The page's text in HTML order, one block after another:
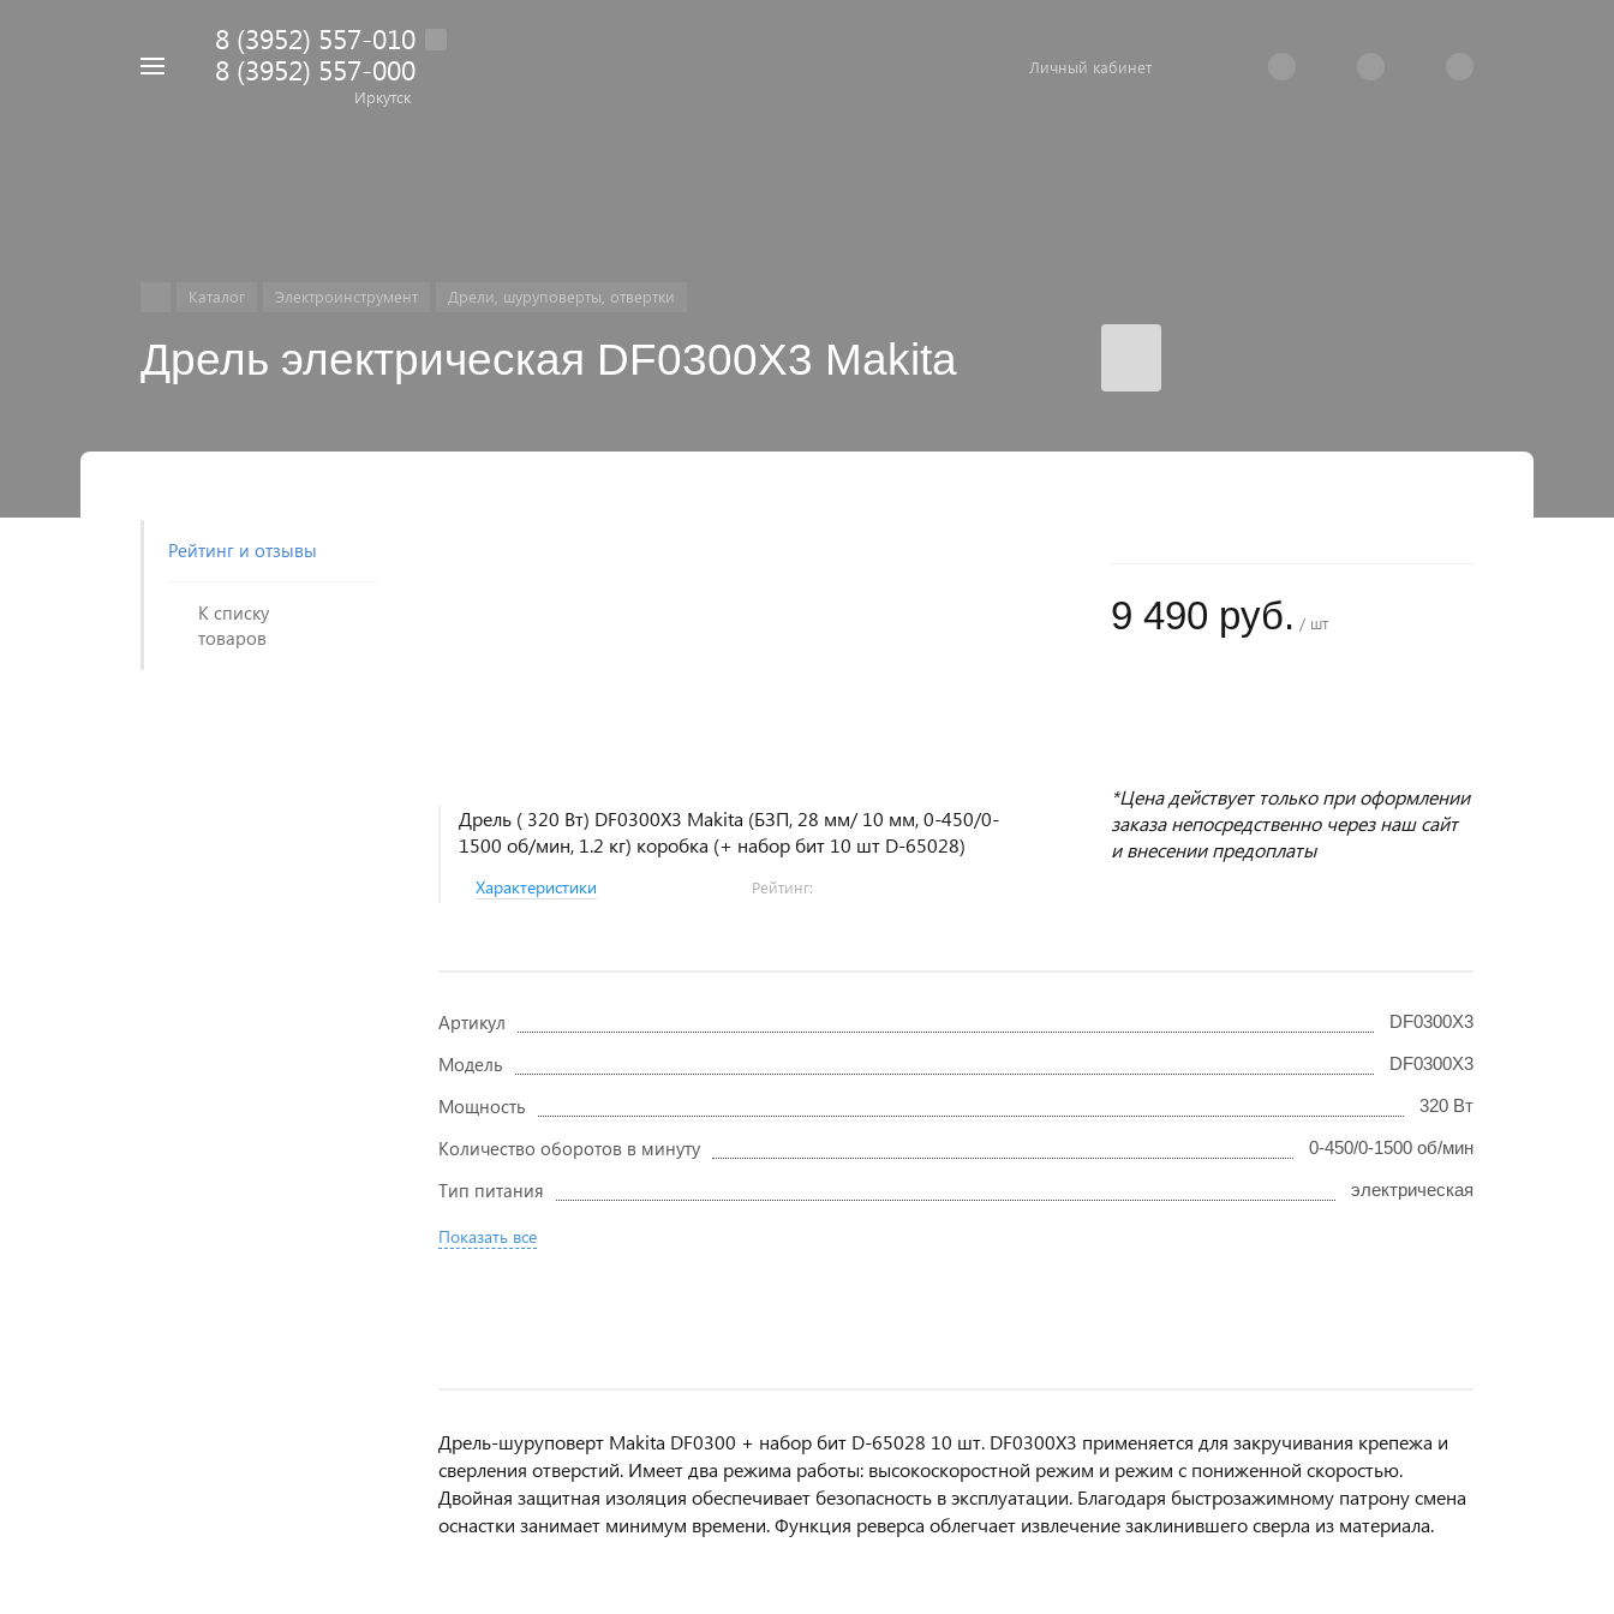
8 (3952) 557-010
8 (3952) 557-000
Иркутск
Личный кабинет
Каталог Электроинструмент Дрели, шуруповерты, отвертки
Дрель электрическая DF0300X3 Makita
Рейтинг и отзывы
К списку
товаров
Дрель ( 320 Вт) DF0300X3 Makita (БЗП, 28 мм/ 10 мм, 0-450/0-
1500 об/мин, 1.2 кг) коробка (+ набор бит 10 шт D-65028)
Характеристики Рейтинг:
9 490 руб. / шт
*Цена действует только при оформлении
заказа непосредственно через наш сайт
и внесении предоплаты
Артикул DF0300X3
Модель DF0300X3
Мощность 320 Вт
Количество оборотов в минуту 0-450/0-1500 об/мин
Тип питания электрическая
Показать все
Дрель-шуруповерт Makita DF0300 + набор бит D-65028 10 шт. DF0300X3 применяется для закручивания крепежа и
сверления отверстий. Имеет два режима работы: высокоскоростной режим и режим с пониженной скоростью.
Двойная защитная изоляция обеспечивает безопасность в эксплуатации. Благодаря быстрозажимному патрону смена
оснастки занимает минимум времени. Функция реверса облегчает извлечение заклинившего сверла из материала.